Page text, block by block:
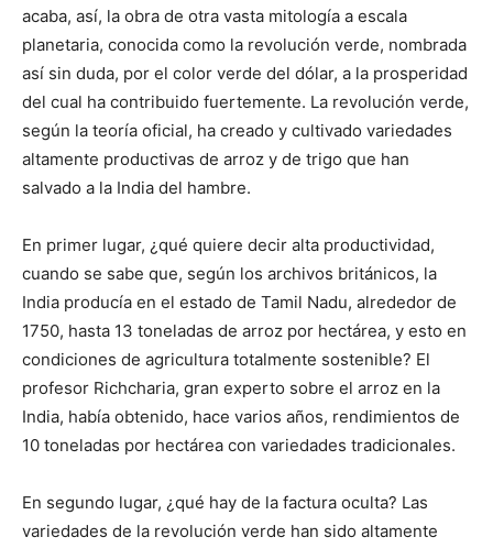
acaba, así, la obra de otra vasta mitología a escala
planetaria, conocida como la revolución verde, nombrada
así sin duda, por el color verde del dólar, a la prosperidad
del cual ha contribuido fuertemente. La revolución verde,
según la teoría oficial, ha creado y cultivado variedades
altamente productivas de arroz y de trigo que han
salvado a la India del hambre.
En primer lugar, ¿qué quiere decir alta productividad,
cuando se sabe que, según los archivos británicos, la
India producía en el estado de Tamil Nadu, alrededor de
1750, hasta 13 toneladas de arroz por hectárea, y esto en
condiciones de agricultura totalmente sostenible? El
profesor Richcharia, gran experto sobre el arroz en la
India, había obtenido, hace varios años, rendimientos de
10 toneladas por hectárea con variedades tradicionales.
En segundo lugar, ¿qué hay de la factura oculta? Las
variedades de la revolución verde han sido altamente